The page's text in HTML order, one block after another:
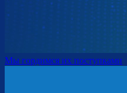
Мы гордимся их поступками